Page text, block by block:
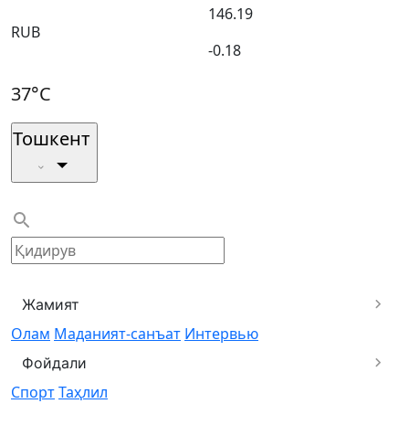
RUB
146.19
-0.18
37°C
Тошкент
Жамият
Олам Маданият-санъат Интервью
Фойдали
СпортТаҳлил